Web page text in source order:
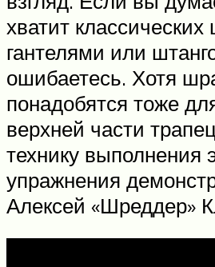
хватит классических
гантелями или
ошибаетесь. Хотя
понадобятся тоже
верхней части
технику выполнения
упражнения
Алексей «Шреддер»